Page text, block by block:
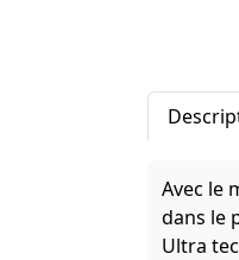
Avec le
dans le
Ultra